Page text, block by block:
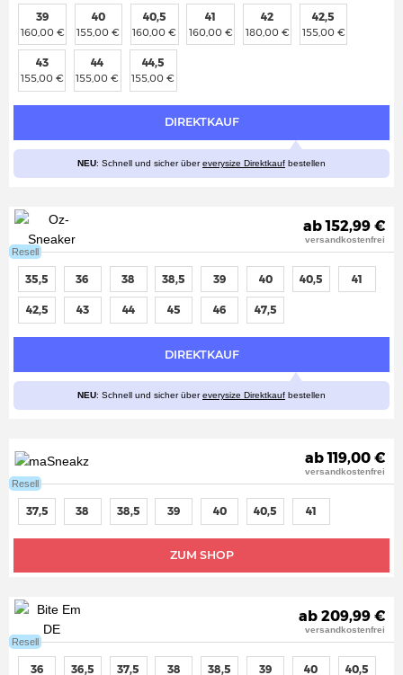
NEU: Schnell und sicher übereverysize Direktkauf bestellen
DIREKTKAUF
39
160,00 €
40
155,00 €
40,5
160,00 €
41
160,00 €
42
180,00 €
42,5
155,00 €
43
155,00 €
44
155,00 €
44,5
155,00 €
Resell
NEU: Schnell und sicher übereverysize Direktkauf bestellen
ab 152,99 €
versandkostenfrei
DIREKTKAUF
35,5 36 38 38,5 39 40 40,5 41
42,5 43 44 45 46 47,5
Resell
ab 119,00 €
versandkostenfrei
ZUM SHOP
37,5 38 38,5 39 40 40,5 41
Resell
ab 209,99 €
versandkostenfrei
36 36,5 37,5 38 38,5 39 40 40,5